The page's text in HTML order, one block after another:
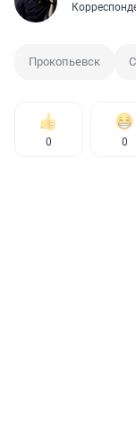
Прокопьевск
0 0